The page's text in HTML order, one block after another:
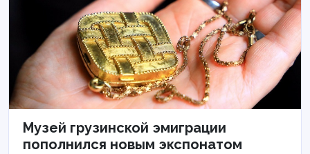
Музей грузинской эмиграции
пополнился новым экспонатом